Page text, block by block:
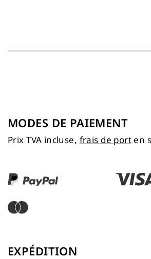
MODES DE PAIEMENT
Prix TVA incluse, frais de port en
EXPÉDITION